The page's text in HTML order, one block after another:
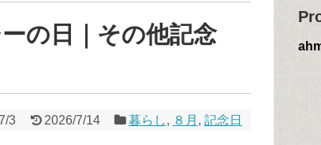
の日｜その他記念
3 2026/7/14 暮らし, ８月 , 記念日